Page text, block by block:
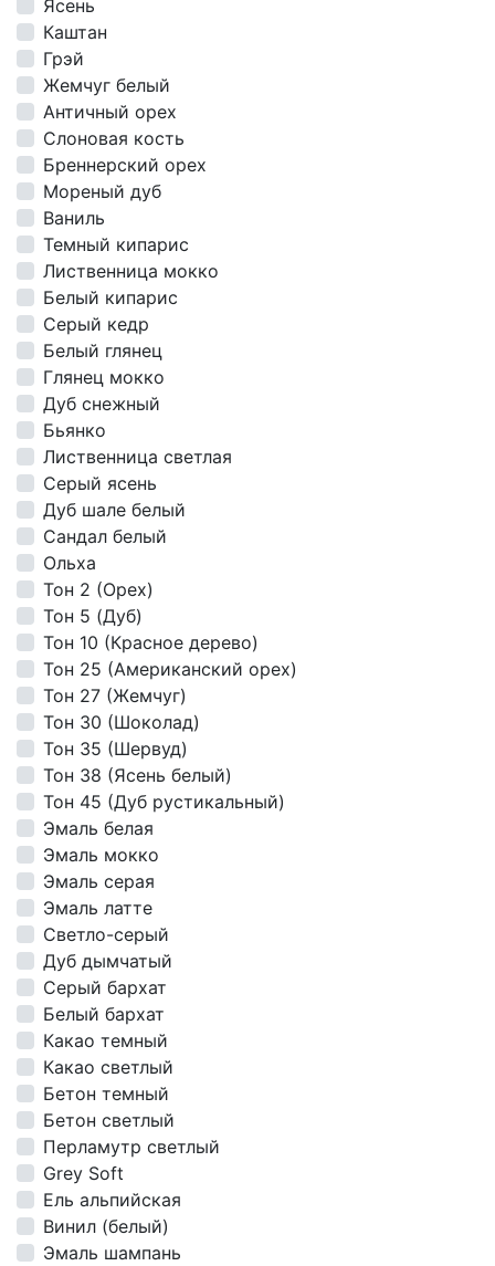
Ясень
Каштан
Грэй
Жемчуг белый
Античный орех
Слоновая кость
Бреннерский орех
Мореный дуб
Ваниль
Темный кипарис
Лиственница мокко
Белый кипарис
Серый кедр
Белый глянец
Глянец мокко
Дуб снежный
Бьянко
Лиственница светлая
Серый ясень
Дуб шале белый
Сандал белый
Ольха
Тон 2 (Орех)
Тон 5 (Дуб)
Тон 10 (Красное дерево)
Тон 25 (Американский орех)
Тон 27 (Жемчуг)
Тон 30 (Шоколад)
Тон 35 (Шервуд)
Тон 38 (Ясень белый)
Тон 45 (Дуб рустикальный)
Эмаль белая
Эмаль мокко
Эмаль серая
Эмаль латте
Светло-серый
Дуб дымчатый
Серый бархат
Белый бархат
Какао темный
Какао светлый
Бетон темный
Бетон светлый
Перламутр светлый
Grey Soft
Ель альпийская
Винил (белый)
Эмаль шампань